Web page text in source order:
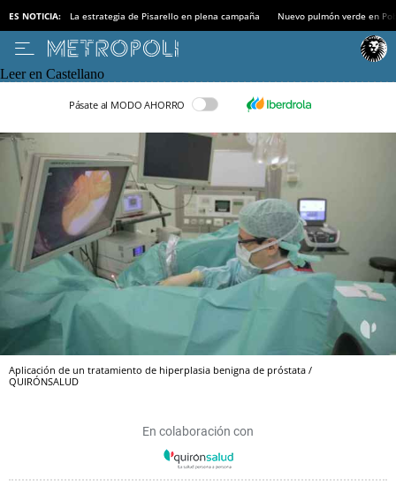
ES NOTICIA: La estrategia de Pisarello en plena campaña Nuevo pulmón verde en
Leer en Castellano
Pásate al MODO AHORRO
Aplicación de un tratamiento de hiperplasia benigna de próstata /
QUIRÓNSALUD
En colaboración con